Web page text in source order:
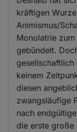
kräftigen
Animismus/
Monolatrie
gebündelt.
keinem
diesen
zwangsläufige
nach
die erste große